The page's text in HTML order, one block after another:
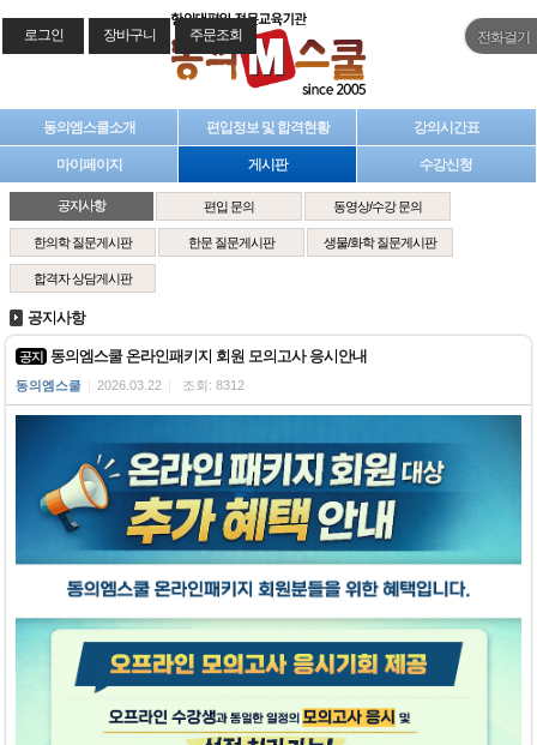
전화걸기
동의엠스쿨소개 편입정보 및 합격현황 강의시간표
마이페이지 게시판 수강신청
공지사항 편입 문의 동영상/수강 문의
한의학 질문게시판 한문 질문게시판 생물/화학 질문게시판
합격자 상담게시판
공지사항
공지 동의엠스쿨 온라인패키지 회원 모의고사 응시안내
동의엠스쿨 2026.03.22 조회: 8312
로그인 장바구니 주문조회